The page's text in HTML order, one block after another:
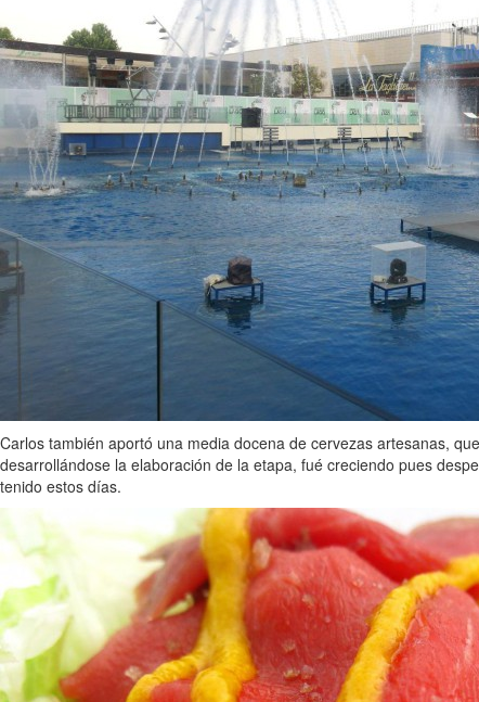
Carlos también aportó una media docena de cervezas artesanas,
desarrollándose la elaboración de la etapa, fué creciendo pues
tenido estos días.